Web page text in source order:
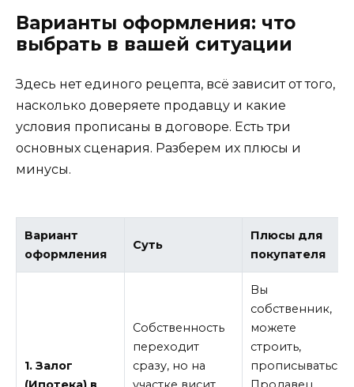
Варианты оформления: что
выбрать в вашей ситуации
Здесь нет единого рецепта, всё зависит от того,
насколько доверяете продавцу и какие
условия прописаны в договоре. Есть три
основных сценария. Разберем их плюсы и
минусы.
Вариант
оформления
Суть
Плюсы для
покупателя
1. Залог
Собственность
переходит
сразу, но на
Вы
собственник,
можете
строить,
прописываться.